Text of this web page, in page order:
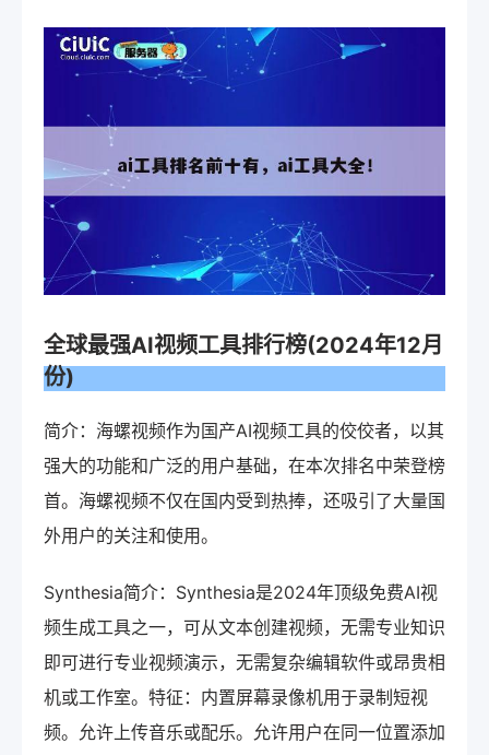
全球最强AI视频工具排行榜(2024年12月
份)
简介：海螺视频作为国产AI视频工具的佼佼者，以其
强大的功能和广泛的用户基础，在本次排名中荣登榜
首。海螺视频不仅在国内受到热捧，还吸引了大量国
外用户的关注和使用。
Synthesia简介：Synthesia是2024年顶级免费AI视
频生成工具之一，可从文本创建视频，无需专业知识
即可进行专业视频演示，无需复杂编辑软件或昂贵相
机或工作室。特征：内置屏幕录像机用于录制短视
频。允许上传音乐或配乐。允许用户在同一位置添加